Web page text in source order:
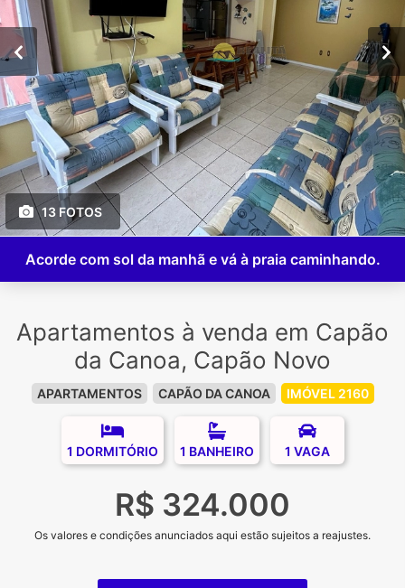
13 FOTOS
Acorde com sol da manhã e vá à praia caminhando.
Apartamentos à venda em Capão
da Canoa, Capão Novo
APARTAMENTOS CAPÃO DA CANOA IMÓVEL 2160
1 DORMITÓRIO 1 BANHEIRO 1 VAGA
R$ 324.000
Os valores e condições anunciados aqui estão sujeitos a reajustes.